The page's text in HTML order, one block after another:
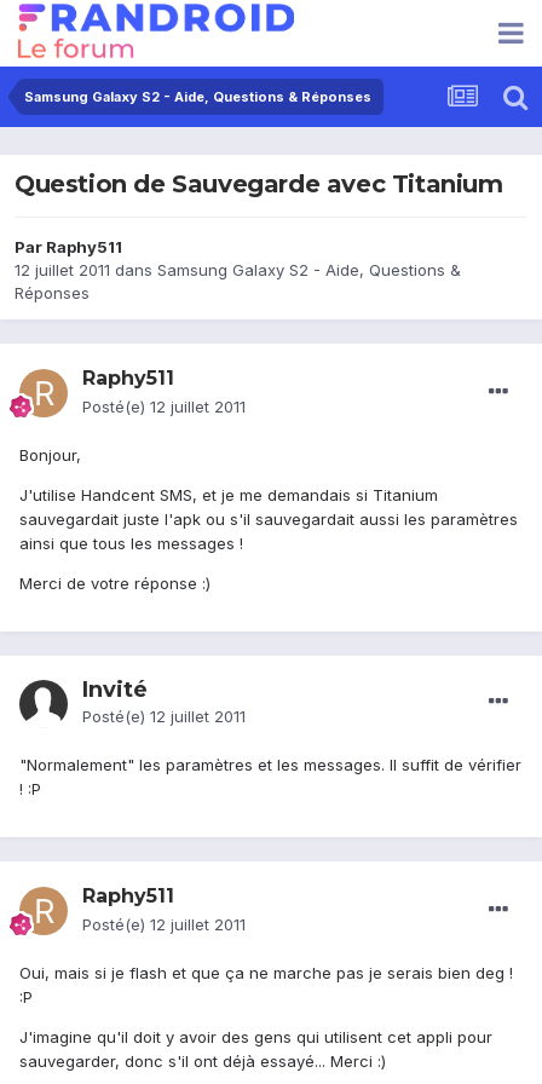
Samsung Galaxy S2 - Aide, Questions & Réponses
Question de Sauvegarde avec Titanium
Par Raphy511
12 juillet 2011 dans Samsung Galaxy S2 - Aide, Questions &
Réponses
Raphy511
Posté(e) 12 juillet 2011
Bonjour,
J'utilise Handcent SMS, et je me demandais si Titanium
sauvegardait juste l'apk ou s'il sauvegardait aussi les paramètres
ainsi que tous les messages !
Merci de votre réponse :)
Invité
Posté(e) 12 juillet 2011
"Normalement" les paramètres et les messages. Il suffit de vérifier
! :P
Raphy511
Posté(e) 12 juillet 2011
Oui, mais si je flash et que ça ne marche pas je serais bien deg !
:P
J'imagine qu'il doit y avoir des gens qui utilisent cet appli pour
sauvegarder, donc s'il ont déjà essayé... Merci :)